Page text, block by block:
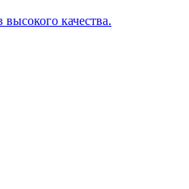
качества.